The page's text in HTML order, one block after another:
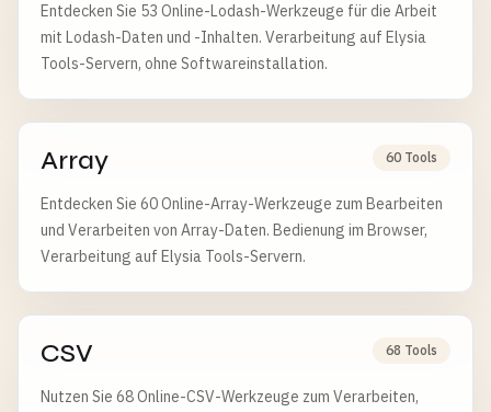
Entdecken Sie 53 Online-Lodash-Werkzeuge für die Arbeit
mit Lodash-Daten und -Inhalten. Verarbeitung auf Elysia
Tools-Servern, ohne Softwareinstallation.
Array 60 Tools
Entdecken Sie 60 Online-Array-Werkzeuge zum Bearbeiten
und Verarbeiten von Array-Daten. Bedienung im Browser,
Verarbeitung auf Elysia Tools-Servern.
CSV 68 Tools
Nutzen Sie 68 Online-CSV-Werkzeuge zum Verarbeiten,